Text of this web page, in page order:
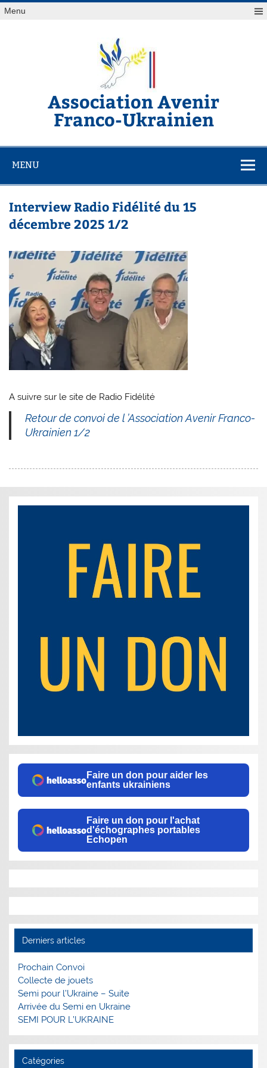
Skip
toMenu
Association Avenir
Franco-Ukrainien
MENU
Interview Radio Fidélité du 15
décembre 2025 1/2
A suivre sur le site de Radio Fidélité
Retour de convoi de l ’Association Avenir Franco-
Ukrainien 1/2
Faire un don pour aider les
enfants ukrainiens
Faire un don pour l'achat
d'échographes portables
Echopen
Derniers articles
Prochain Convoi
Collecte de jouets
Semi pour l’Ukraine – Suite
Arrivée du Semi en Ukraine
SEMI POUR L’UKRAINE
Catégories